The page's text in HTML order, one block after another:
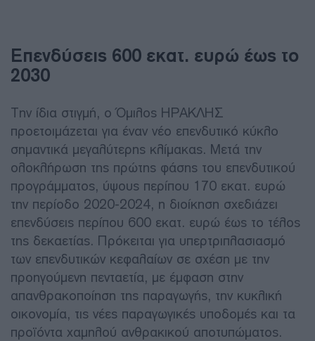
Επενδύσεις 600 εκατ. ευρώ έως το
2030
Την ίδια στιγμή, ο Όμιλος ΗΡΑΚΛΗΣ
προετοιμάζεται για έναν νέο επενδυτικό κύκλο
σημαντικά μεγαλύτερης κλίμακας. Μετά την
ολοκλήρωση της πρώτης φάσης του επενδυτικού
προγράμματος, ύψους περίπου 170 εκατ. ευρώ
την περίοδο 2020-2024, η διοίκηση σχεδιάζει
επενδύσεις περίπου 600 εκατ. ευρώ έως το τέλος
της δεκαετίας. Πρόκειται για υπερτριπλασιασμό
των επενδυτικών κεφαλαίων σε σχέση με την
προηγούμενη πενταετία, με έμφαση στην
απανθρακοποίηση της παραγωγής, την κυκλική
οικονομία, τις νέες παραγωγικές υποδομές και τα
προϊόντα χαμηλού ανθρακικού αποτυπώματος.